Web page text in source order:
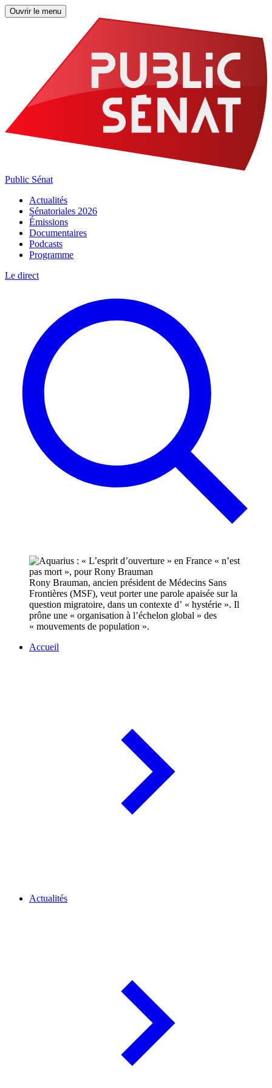
Ouvrir le menu
Public Sénat
Actualités
Sénatoriales 2026
Émissions
Documentaires
Podcasts
Programme
Le direct
Rony Brauman, ancien président de Médecins Sans
Frontières (MSF), veut porter une parole apaisée sur la
question migratoire, dans un contexte d’ « hystérie ». Il
prône une « organisation à l’échelon global » des
« mouvements de population ».
Accueil
Actualités